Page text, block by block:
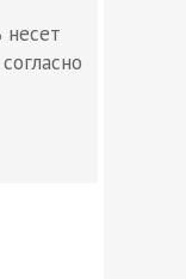
несет
согласно